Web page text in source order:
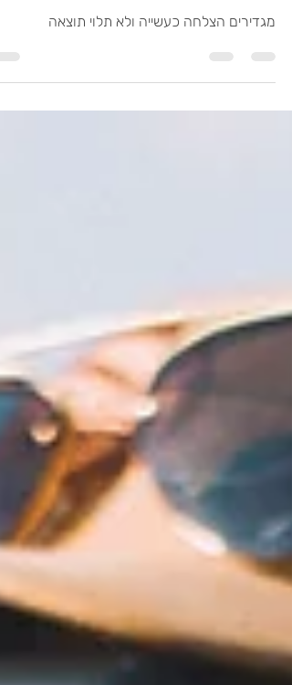
מהי הצלחה לדעתכם?
מגדירים הצלחה כעשייה ולא תלוי תוצאה